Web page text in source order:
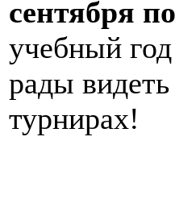
сентября
учебный
рады
турнирах!